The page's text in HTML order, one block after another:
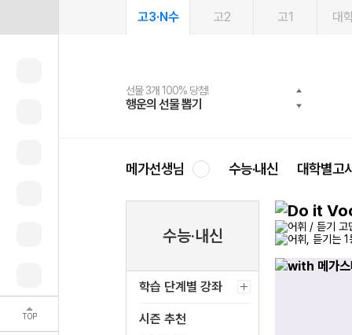
TOP
고3·N수 고2 고1 대
선물 3개 100% 당첨!
행운의 선물 뽑기
선물 100% 증정!
메가스터디 X 올리브
여름방학 스터디 캐시백
메가런 썸머스쿨
2027 러셀 단과
강사 공개선발
스마트러닝앱
설문 EVENT
메가패스
3일 무료 체험권
메가패스 수강생 무료혜택!
메가클럽 멤버십
사회공헌 캠페인
희망이룸 메가나눔
메가선생님 수능·내신 대학별고
수능·내신
학습 단계별 강좌
시즌 추천